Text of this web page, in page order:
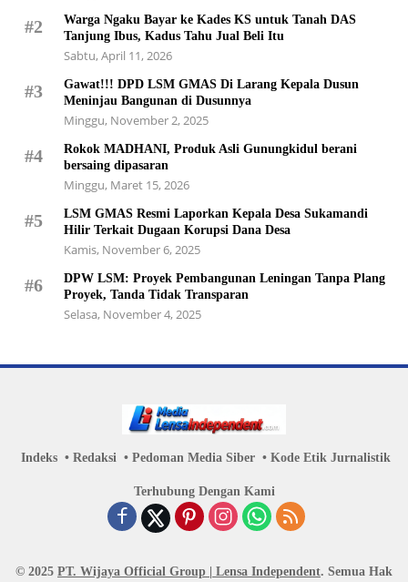
#2
Warga Ngaku Bayar ke Kades KS untuk Tanah DAS
Tanjung Ibus, Kadus Tahu Jual Beli Itu
Sabtu, April 11, 2026
#3
Gawat!!! DPD LSM GMAS Di Larang Kepala Dusun
Meninjau Bangunan di Dusunnya
Minggu, November 2, 2025
#4
Rokok MADHANI, Produk Asli Gunungkidul berani
bersaing dipasaran
Minggu, Maret 15, 2026
#5
LSM GMAS Resmi Laporkan Kepala Desa Sukamandi
Hilir Terkait Dugaan Korupsi Dana Desa
Kamis, November 6, 2025
#6
DPW LSM: Proyek Pembangunan Leningan Tanpa Plang
Proyek, Tanda Tidak Transparan
Selasa, November 4, 2025
Indeks Redaksi Pedoman Media Siber Kode Etik Jurnalistik
Terhubung Dengan Kami
© 2025 PT. Wijaya Official Group | Lensa Independent. Semua Hak